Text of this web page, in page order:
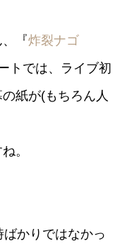
『炸裂ナゴ
トでは、ライブ初
紙が(もちろん人
。
かりではなかっ